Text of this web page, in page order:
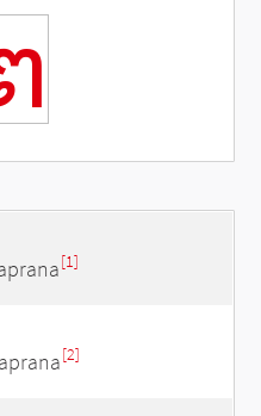
[1]
[2]